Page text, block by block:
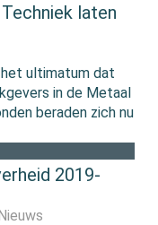
laten
ultimatum dat
in de Metaal
beraden zich nu
2019-